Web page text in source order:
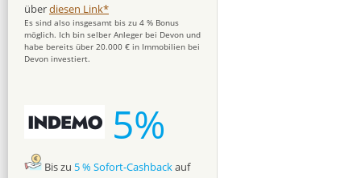
überdiesen Link*
Es sind also insgesamt bis zu 4 % Bonus
möglich. Ich bin selber Anleger bei Devon und
habe bereits über 20.000 € in Immobilien bei
Devon investiert.
5%
Bis zu 5 % Sofort-Cashbackauf